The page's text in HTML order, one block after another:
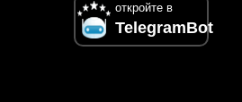
откройте в
TelegramBot